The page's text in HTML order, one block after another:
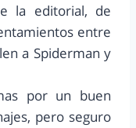
la editorial, de
entre
a Spiderman y
por un buen
pero seguro